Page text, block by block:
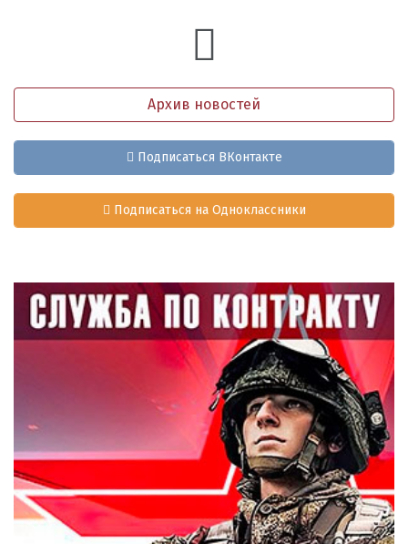
Архив новостей
Подписаться ВКонтакте
Подписаться на Одноклассники